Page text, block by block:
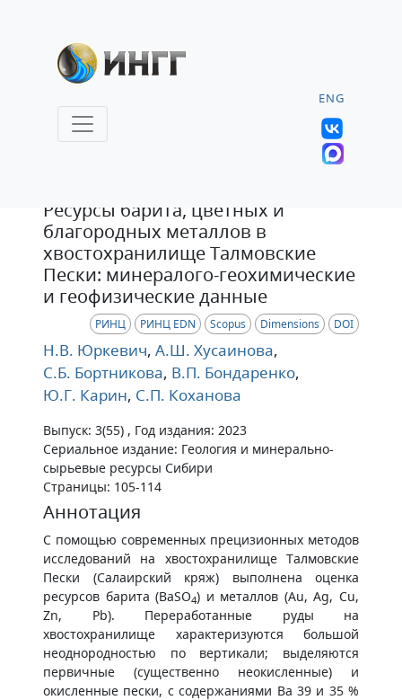
ENG
Ресурсы барита, цветных и
благородных металлов в
хвостохранилище Талмовские
Пески: минералого-геохимические
и геофизические данные
РИНЦ РИНЦ EDN Scopus Dimensions DOI
Н.В. Юркевич, А.Ш. Хусаинова,
С.Б. Бортникова, В.П. Бондаренко,
Ю.Г. Карин, С.П. Коханова
Выпуск: 3(55) , Год издания: 2023
Сериальное издание: Геология и минерально-
сырьевые ресурсы Сибири
Страницы: 105-114
Аннотация
С помощью современных прецизионных методов
исследований на хвостохранилище Талмовские
Пески (Салаирский кряж) выполнена оценка
ресурсов барита (BaSO4) и металлов (Au, Ag, Cu,
Zn, Pb). Переработанные руды на
хвостохранилище характеризуются большой
неоднородностью по вертикали; выделяются
первичные (существенно неокисленные) и
окисленные пески, с содержаниями Ba 39 и 35 %